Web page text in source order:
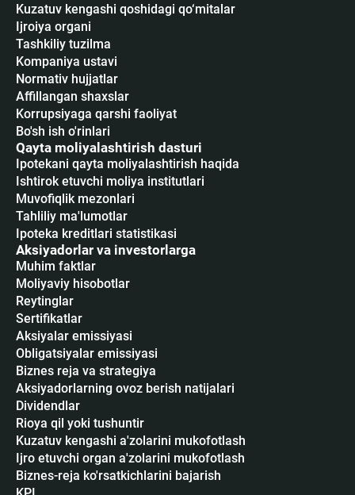
Kuzatuv kengashi qoshidagi qo‘mitalar
Ijroiya organi
Tashkiliy tuzilma
Kompaniya ustavi
Normativ hujjatlar
Affillangan shaxslar
Korrupsiyaga qarshi faoliyat
Bo'sh ish o'rinlari
Qayta moliyalashtirish dasturi
Ipotekani qayta moliyalashtirish haqida
Ishtirok etuvchi moliya institutlari
Muvofiqlik mezonlari
Tahliliy ma'lumotlar
Ipoteka kreditlari statistikasi
Aksiyadorlar va investorlarga
Muhim faktlar
Moliyaviy hisobotlar
Reytinglar
Sertifikatlar
Аksiyalar emissiyasi
Obligatsiyalar emissiyasi
Biznes reja va strategiya
Aksiyadorlarning ovoz berish natijalari
Dividendlar
Rioya qil yoki tushuntir
Kuzatuv kengashi a'zolarini mukofotlash
Ijro etuvchi organ a'zolarini mukofotlash
Biznes-reja ko'rsatkichlarini bajarish